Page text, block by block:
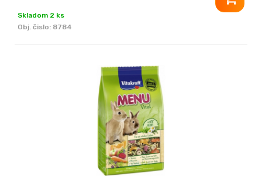
Skladom 2 ks
Obj. čislo: 8784